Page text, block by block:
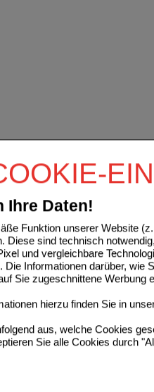
Ihre Daten!
Funktion unserer Website
Diese sind technisch
und vergleichbare
Die Informationen darüber, wie
Sie zugeschnittene Werbung
hierzu finden Sie in
aus, welche Cookies
Sie alle Cookies durch